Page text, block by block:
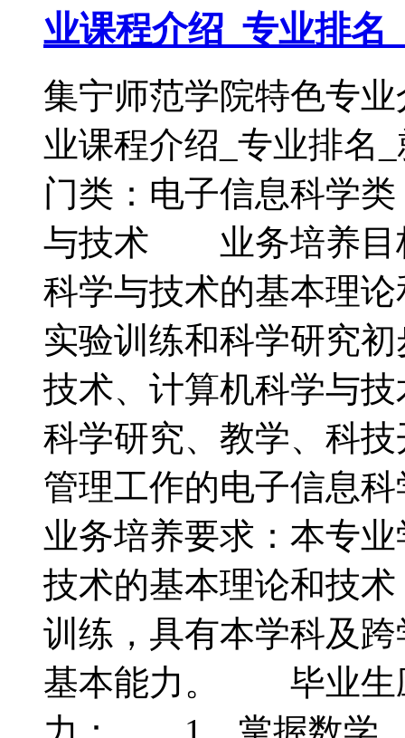
业课程介绍_专业排名
集宁师范学院特色专
业课程介绍_专业
门类：电子信息科学
与技术 业务培养目
科学与技术的基本理
实验训练和科学研究
技术、计算机科学与
科学研究、教学、科
管理工作的电子信
业务培养要求：本专
技术的基本理论和技
训练，具有本学科及
基本能力。 毕业生